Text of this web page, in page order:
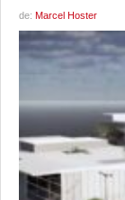
de: Marcel Hoster